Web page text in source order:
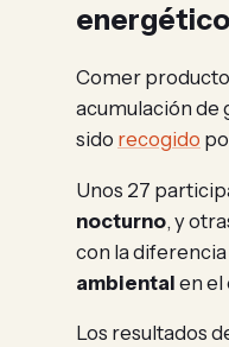
Comer
acumulación de
sido recogido
Unos 27
nocturno, y
con la diferencia
ambiental en el
Los resultados